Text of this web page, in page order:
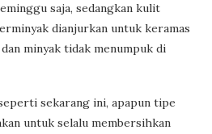
saja, sedangkan kulit
dianjurkan untuk keramas
minyak tidak menumpuk di
sekarang ini, apapun tipe
untuk selalu membersihkan